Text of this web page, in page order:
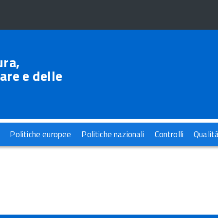
e delle
Politiche europee Politiche nazionali Controlli